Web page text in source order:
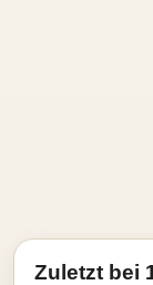
Zuletzt bei